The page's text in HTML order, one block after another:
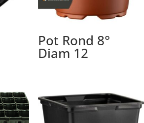
Pot Rond 8°
Diam 12